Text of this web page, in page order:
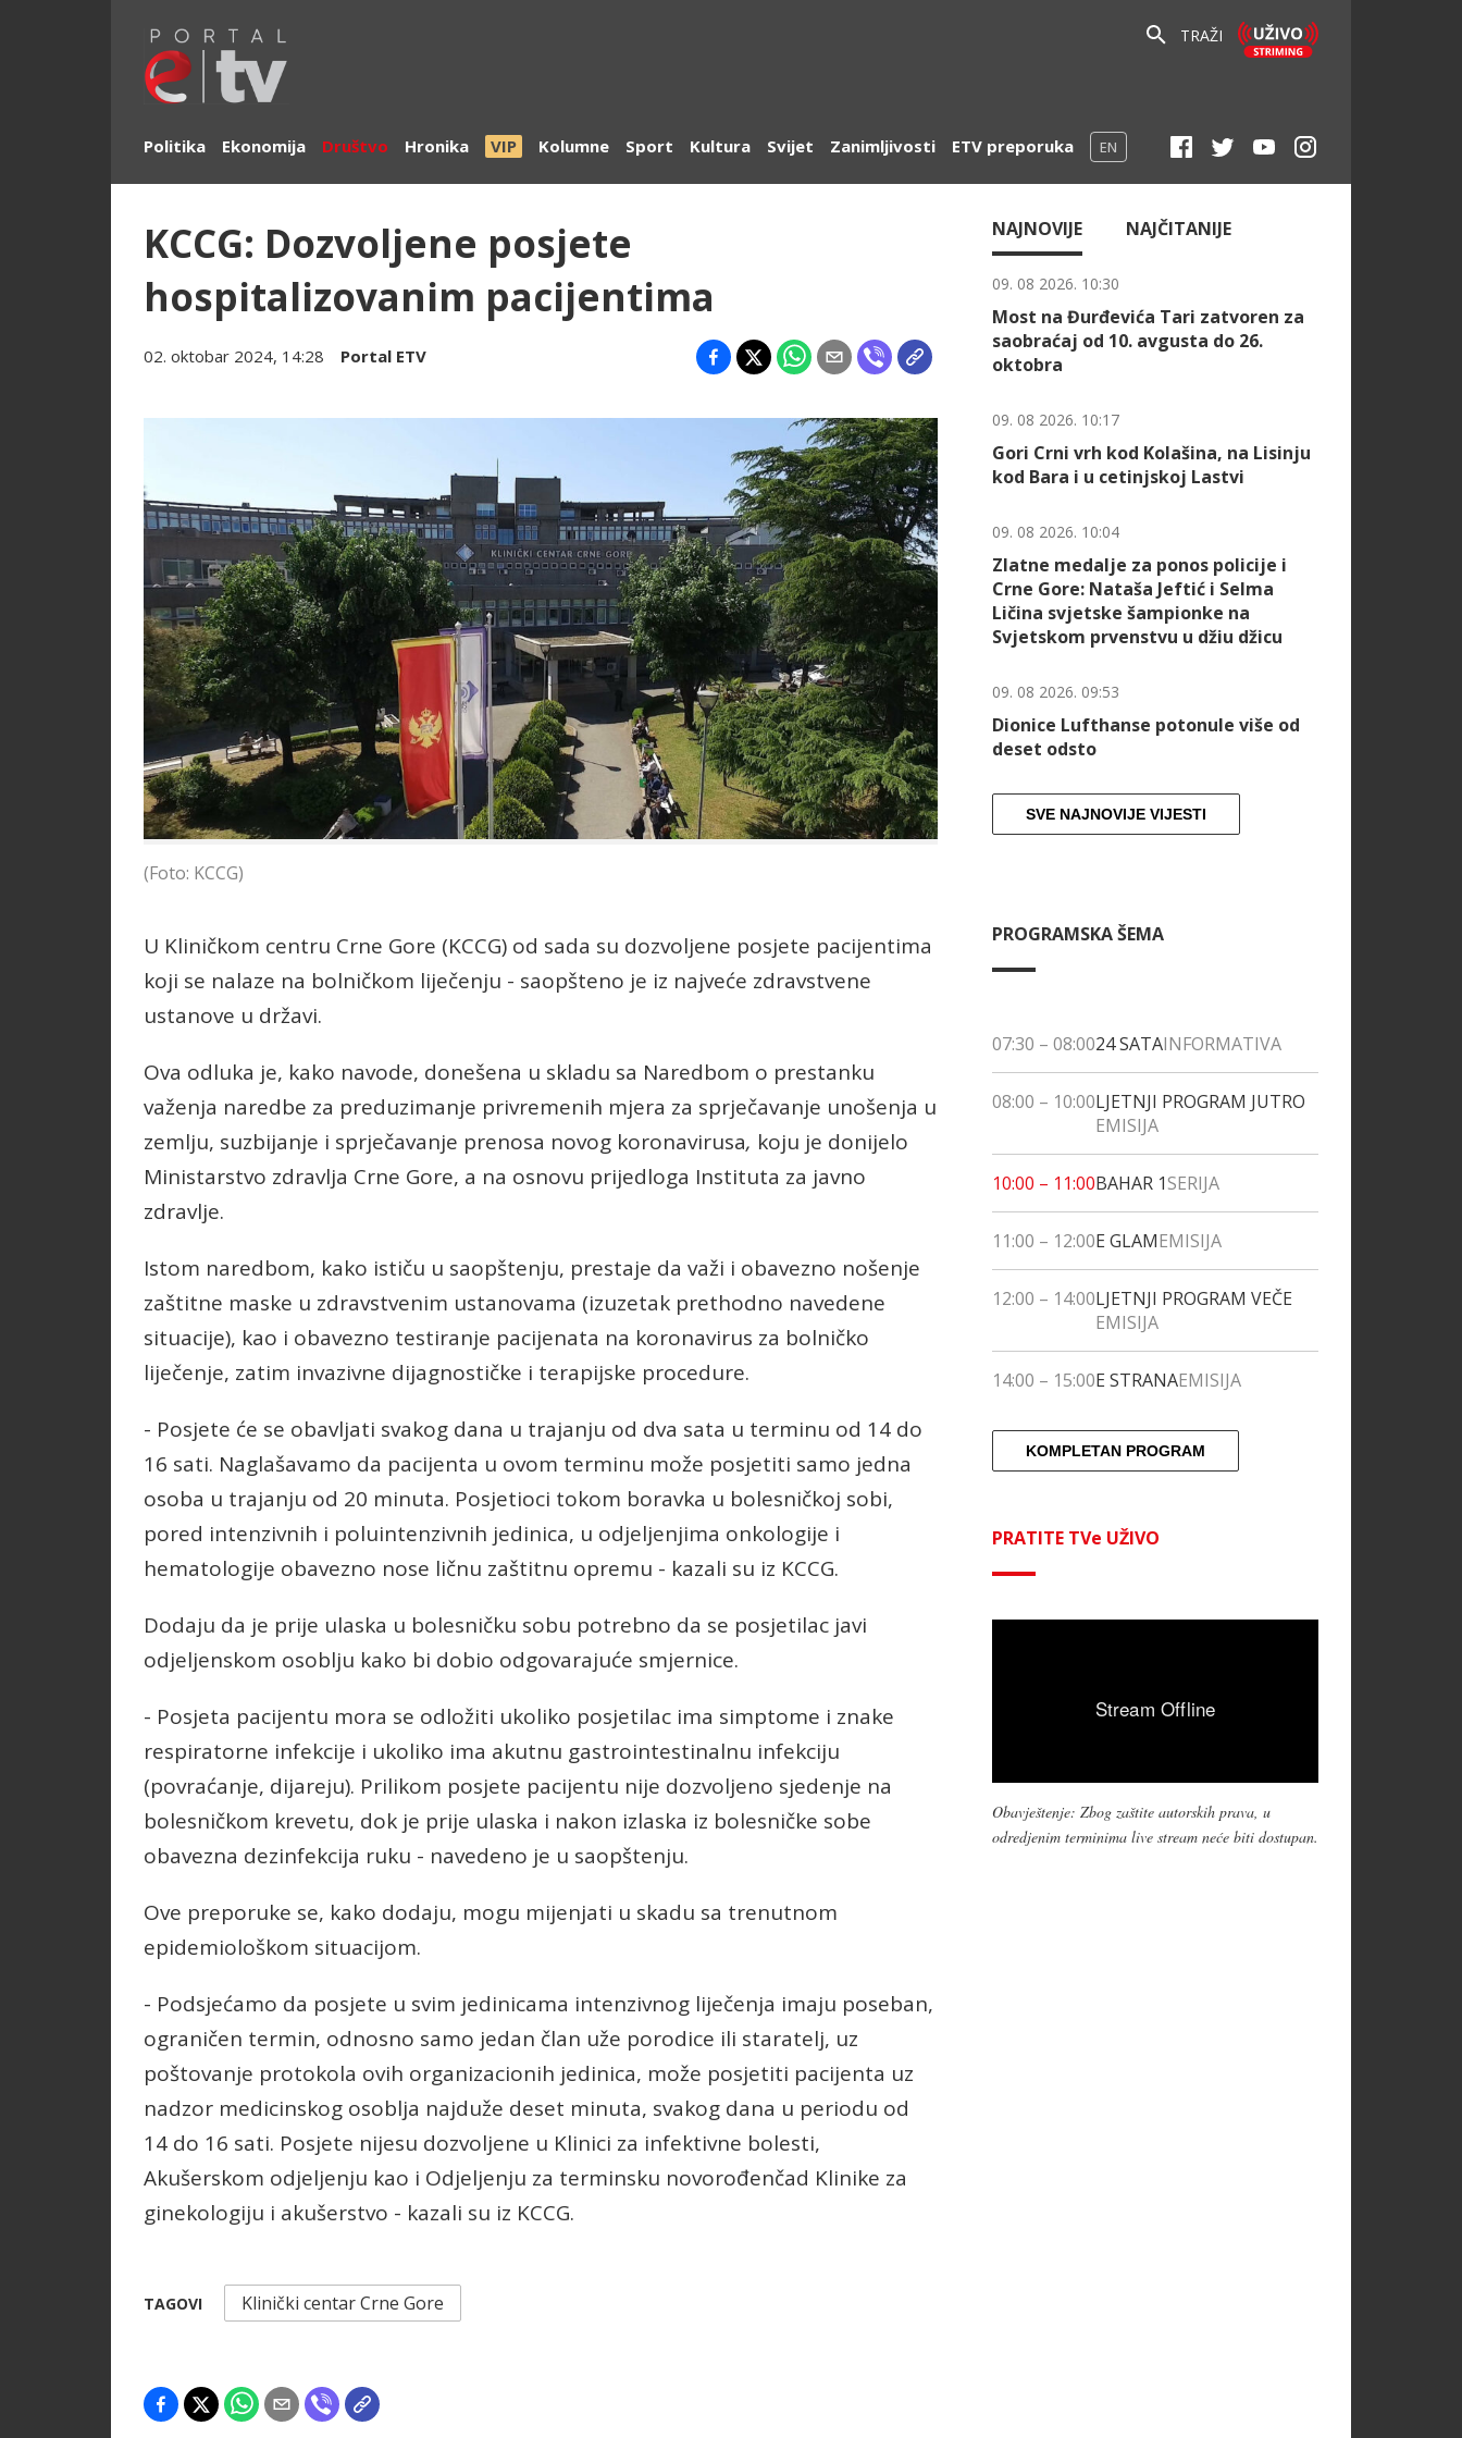
TRAŽI
Politika Ekonomija Društvo Hronika VIP Kolumne Sport Kultura Svijet Zanimljivosti ETV preporuka EN
KCCG: Dozvoljene posjete
hospitalizovanim pacijentima
02. oktobar 2024, 14:28 Portal ETV
(Foto: KCCG)
U Kliničkom centru Crne Gore (KCCG) od sada su dozvoljene posjete pacijentima
koji se nalaze na bolničkom liječenju - saopšteno je iz najveće zdravstvene
ustanove u državi.
Ova odluka je, kako navode, donešena u skladu sa Naredbom o prestanku
važenja naredbe za preduzimanje privremenih mjera za sprječavanje unošenja u
zemlju, suzbijanje i sprječavanje prenosa novog koronavirusa, koju je donijelo
Ministarstvo zdravlja Crne Gore, a na osnovu prijedloga Instituta za javno
zdravlje.
Istom naredbom, kako ističu u saopštenju, prestaje da važi i obavezno nošenje
zaštitne maske u zdravstvenim ustanovama (izuzetak prethodno navedene
situacije), kao i obavezno testiranje pacijenata na koronavirus za bolničko
liječenje, zatim invazivne dijagnostičke i terapijske procedure.
- Posjete će se obavljati svakog dana u trajanju od dva sata u terminu od 14 do
16 sati. Naglašavamo da pacijenta u ovom terminu može posjetiti samo jedna
osoba u trajanju od 20 minuta. Posjetioci tokom boravka u bolesničkoj sobi,
pored intenzivnih i poluintenzivnih jedinica, u odjeljenjima onkologije i
hematologije obavezno nose ličnu zaštitnu opremu - kazali su iz KCCG.
Dodaju da je prije ulaska u bolesničku sobu potrebno da se posjetilac javi
odjeljenskom osoblju kako bi dobio odgovarajuće smjernice.
- Posjeta pacijentu mora se odložiti ukoliko posjetilac ima simptome i znake
respiratorne infekcije i ukoliko ima akutnu gastrointestinalnu infekciju
(povraćanje, dijareju). Prilikom posjete pacijentu nije dozvoljeno sjedenje na
bolesničkom krevetu, dok je prije ulaska i nakon izlaska iz bolesničke sobe
obavezna dezinfekcija ruku - navedeno je u saopštenju.
Ove preporuke se, kako dodaju, mogu mijenjati u skadu sa trenutnom
epidemiološkom situacijom.
- Podsjećamo da posjete u svim jedinicama intenzivnog liječenja imaju poseban,
ograničen termin, odnosno samo jedan član uže porodice ili staratelj, uz
poštovanje protokola ovih organizacionih jedinica, može posjetiti pacijenta uz
nadzor medicinskog osoblja najduže deset minuta, svakog dana u periodu od
14 do 16 sati. Posjete nijesu dozvoljene u Klinici za infektivne bolesti,
Akušerskom odjeljenju kao i Odjeljenju za terminsku novorođenčad Klinike za
ginekologiju i akušerstvo - kazali su iz KCCG.
TAGOVI Klinički centar Crne Gore
NAJNOVIJE NAJČITANIJE
09. 08 2026. 10:30
Most na Đurđevića Tari zatvoren za
saobraćaj od 10. avgusta do 26.
oktobra
09. 08 2026. 10:17
Gori Crni vrh kod Kolašina, na Lisinju
kod Bara i u cetinjskoj Lastvi
09. 08 2026. 10:04
Zlatne medalje za ponos policije i
Crne Gore: Nataša Jeftić i Selma
Ličina svjetske šampionke na
Svjetskom prvenstvu u džiu džicu
09. 08 2026. 09:53
Dionice Lufthanse potonule više od
deset odsto
SVE NAJNOVIJE VIJESTI
PROGRAMSKA ŠEMA
07:30 – 08:0024 SATAINFORMATIVA
08:00 – 10:00LJETNJI PROGRAM JUTRO
EMISIJA
10:00 – 11:00BAHAR 1SERIJA
11:00 – 12:00E GLAMEMISIJA
12:00 – 14:00LJETNJI PROGRAM VEČE
EMISIJA
14:00 – 15:00E STRANAEMISIJA
KOMPLETAN PROGRAM
PRATITE TVe UŽIVO
Obavještenje: Zbog zaštite autorskih prava, u
odredjenim terminima live stream neće biti dostupan.